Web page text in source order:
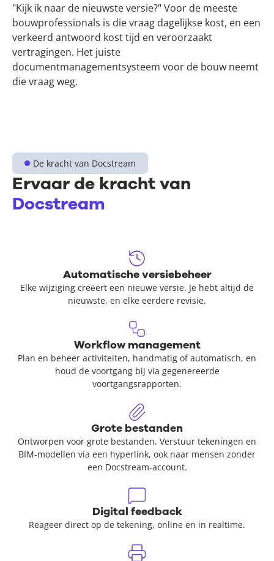
"Kijk ik naar de nieuwste versie?" Voor de meeste
bouwprofessionals is die vraag dagelijkse kost, en een
verkeerd antwoord kost tijd en veroorzaakt
vertragingen. Het juiste
documentmanagementsysteem voor de bouw neemt
die vraag weg.
De kracht van Docstream
Ervaar de kracht van
Docstream
Automatische versiebeheer
Elke wijziging creëert een nieuwe versie. Je hebt altijd de
nieuwste, en elke eerdere revisie.
Workflow management
Plan en beheer activiteiten, handmatig of automatisch, en
houd de voortgang bij via gegenereerde
voortgangsrapporten.
Grote bestanden
Ontworpen voor grote bestanden. Verstuur tekeningen en
BIM-modellen via een hyperlink, ook naar mensen zonder
een Docstream-account.
Digital feedback
Reageer direct op de tekening, online en in realtime.